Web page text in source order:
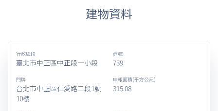
建物資料
行政區段
臺北市中正區中正段一小段
建號
739
門牌
台北市中正區仁愛路二段1號
10樓
申報面積(平方公尺)
315.08